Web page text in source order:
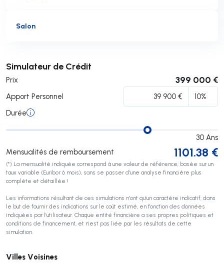
Salon
Simulateur de Crédit
Prix 399 000 €
Apport Personnel
Durée
30 Ans
Mensualités de remboursement
1101.38 €
(*) La mensualité indiquée correspond à une valeur de référence, basée sur un
taux variable (Euribor 6 mois), sans se passer d’une analyse financière plus
complète et détaillée !
Les informations résultant de ces simulations n’ont qu’un caractère indicatif, dans
le but de fournir des indications sur le coût estimé, en fonction des données
indiquées par l’utilisateur. Chaque entité financière a ses propres politiques et
conditions de financement, et n’est pas liée par les résultats de cette
simulation.
Soumettre
Villes Voisines